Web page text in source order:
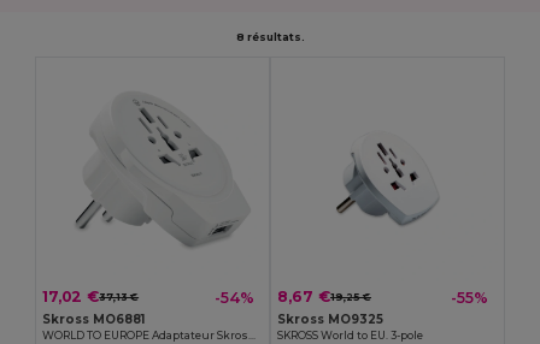
8 résultats.
17,02 €37,13 € -54%
Skross MO6881
WORLD TO EUROPE Adaptateur Skross World Europe
8,67 €19,25 € -55%
Skross MO9325
SKROSS World to EU. 3-pole